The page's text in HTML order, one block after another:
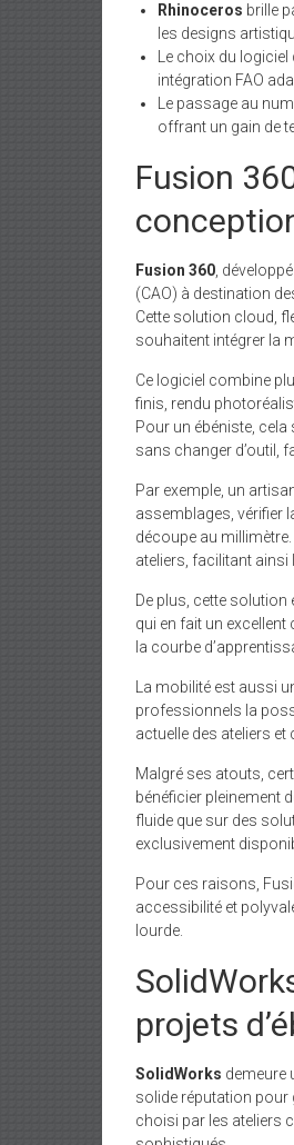
Rhinoceros brille
les designs
Le choix du
intégration FAO
Le passage au
offrant un gain de
Fusion
Fusion 360 ,
(CAO) à destination
Cette solution cloud,
souhaitent intégrer la
Ce logiciel combine
finis, rendu
Pour un ébéniste,
sans changer d’outil,
Par exemple, un
assemblages, vérifier
découpe au
ateliers, facilitant
De plus, cette
qui en fait un
la courbe
La mobilité est aussi
professionnels la
actuelle des ateliers et
Malgré ses atouts,
bénéficier pleinement
fluide que sur des
exclusivement
Pour ces raisons,
accessibilité et
lourde.
projets
SolidWorks demeure
solide réputation pour
choisi par les ateliers